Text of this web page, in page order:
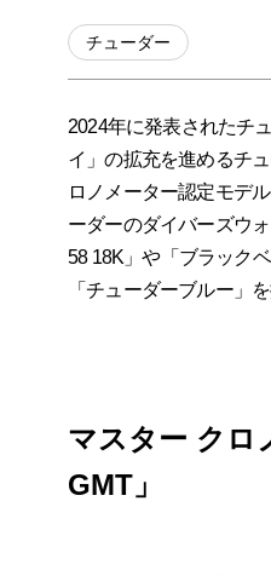
チューダー
2024年に発表されたチ
イ」の拡充を進めるチ
ロノメーター認定モデ
ーダーのダイバーズウ
58 18K」や「ブラック
「チューダーブルー」
マスター クロ
GMT」